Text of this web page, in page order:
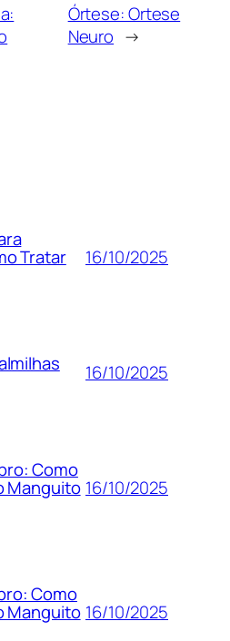
Órtese: Ortese
Neuro →
Tratar 16/10/2025
16/10/2025
Como
Manguito 16/10/2025
Como
Manguito 16/10/2025